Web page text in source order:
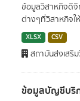
ข้อมูลวิสาหกิจดิจิ
ต่างๆที่วิสาหกิจใ
XLSX CSV
สถาบันส่งเสริ
ข้อมูลบัญชีบริ